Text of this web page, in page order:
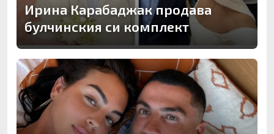
Ирина Карабаджак продава
булчинския си комплект